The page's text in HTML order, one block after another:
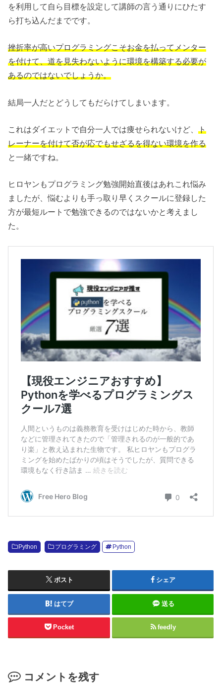
を利用して自ら目標を設定して講師の言う通りにひたす
ら打ち込んだまでです。
挫折率が高いプログラミングこそお金を払ってメンター
を付けて、道を見失わないように環境を構築する必要が
あるのではないでしょうか。
結局一人だとどうしてもだらけてしまいます。
これはダイエットで自分一人では痩せられないけど、ト
レーナーを付けて否が応でもせざるを得ない環境を作る
と一緒ですね。
ヒロヤンもプログラミング勉強開始直後はあれこれ悩み
ましたが、悩むよりも手っ取り早くスクールに登録した
方が最短ルートで勉強できるのではないかと考えまし
た。
Python プログラミング Python
ポスト シェア
はてブ 送る
Pocket feedly
コメントを残す